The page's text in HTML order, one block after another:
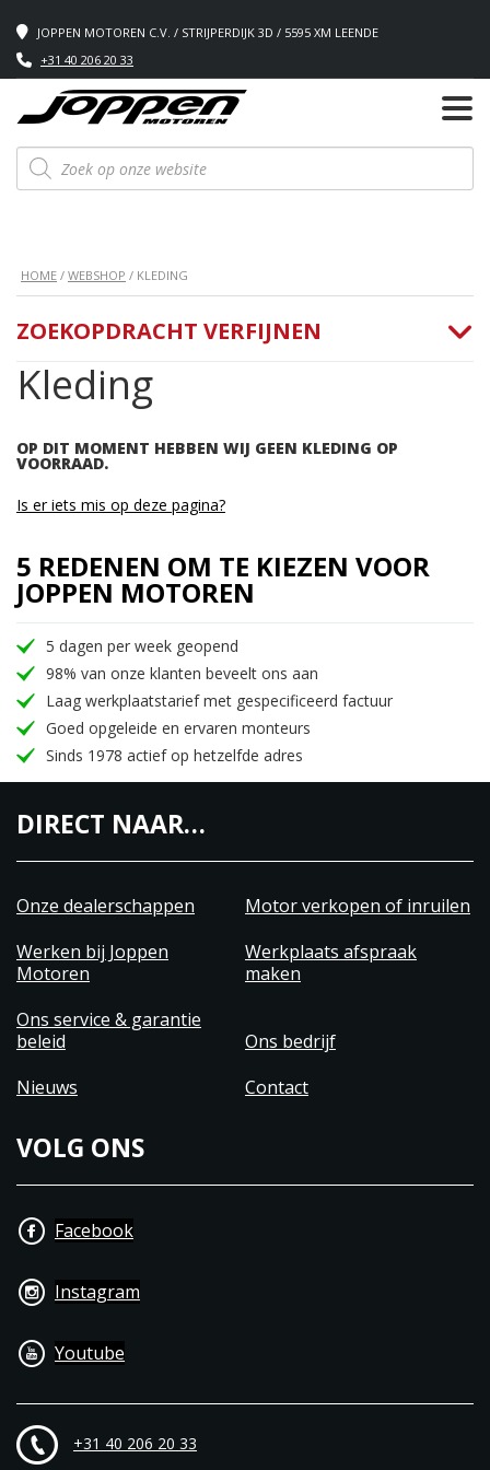
JOPPEN MOTOREN C.V. / STRIJPERDIJK 3D / 5595 XM LEENDE
+31 40 206 20 33
Producten
zoeken
HOME / WEBSHOP / KLEDING
Kleding
OP DIT MOMENT HEBBEN WIJ GEEN KLEDING OP
VOORRAAD.
ZOEKOPDRACHT VERFIJNEN
Is er iets mis op deze pagina?
5 REDENEN OM TE KIEZEN VOOR
JOPPEN MOTOREN
5 dagen per week geopend
98% van onze klanten beveelt ons aan
Laag werkplaatstarief met gespecificeerd factuur
Goed opgeleide en ervaren monteurs
Sinds 1978 actief op hetzelfde adres
DIRECT NAAR…
Onze dealerschappen
Motor verkopen of inruilen
Werken bij Joppen
Motoren
Werkplaats afspraak
maken
Ons service & garantie
beleid
Ons bedrijf
Nieuws
Contact
VOLG ONS
Facebook
Instagram
Youtube
+31 40 206 20 33